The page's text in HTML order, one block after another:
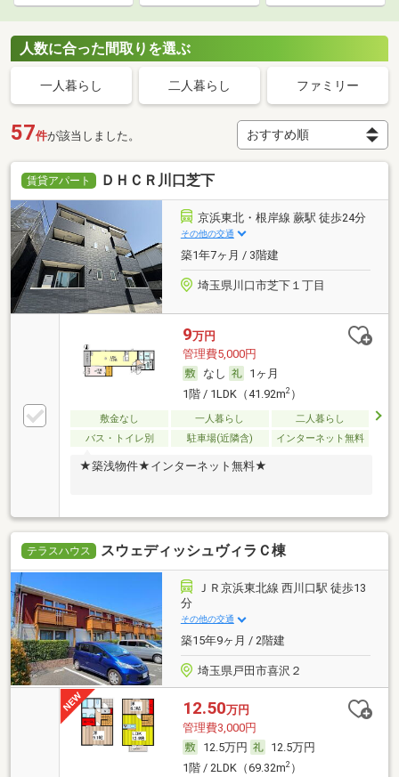
人数に合った間取りを選ぶ
一人暮らし 二人暮らし ファミリー
57件が該当しました。
賃貸アパート ＤＨＣＲ川口芝下
京浜東北・根岸線 蕨駅 徒歩24分
その他の交通
築1年7ヶ月 / 3階建
埼玉県川口市芝下１丁目
9万円
管理費5,000円
なし
1ヶ月
1階 / 1LDK（41.92m2）
敷金なし 一人暮らし
二人暮らし
バス・トイレ別
駐車場(近隣含) インターネット無料
★築浅物件★インターネット無料★
テラスハウス スウェディッシュヴィラＣ棟
ＪＲ京浜東北線 西川口駅 徒歩13
分
その他の交通
築15年9ヶ月 / 2階建
埼玉県戸田市喜沢２
12.50万円
管理費3,000円
12.5万円
12.5万円
1階 / 2LDK（69.32m2）